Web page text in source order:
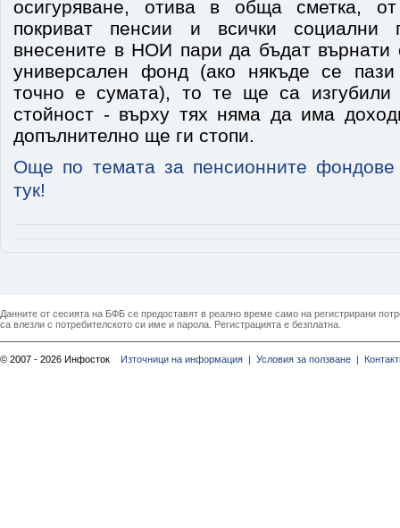
осигуряване, отива в обща сметка,
покриват пенсии и всички
внесените в НОИ пари да бъдат върнати
универсален фонд (ако някъде се
точно е сумата), то те ще са изгубили
стойност - върху тях няма да има
допълнително ще ги стопи.
Още по темата за пенсионните
тук!
Данните от сесията на БФБ се предоставят в реално време само на регистрирани
са влезли с потребителското си име и парола. Регистрацията е безплатна.
© 2007 - 2026 Инфосток Източници на информация | Условия за ползване |